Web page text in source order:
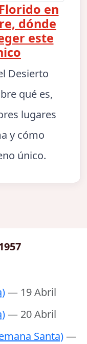
en
dónde
este
Desierto
qué es,
lugares
y cómo
único.
— 19 Abril
— 20 Abril
Santa)—